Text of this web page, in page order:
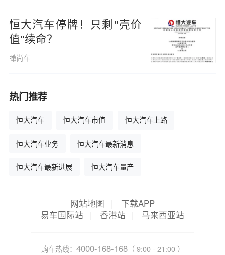
恒大汽车停牌！只剩"壳价
值"续命？
瞰尚车
热门推荐
恒大汽车 恒大汽车市值 恒大汽车上路
恒大汽车业务 恒大汽车最新消息
恒大汽车最新进展 恒大汽车量产
网站地图
下载APP
易车国际站
香港站 马来西亚站
购车热线： 4000-168-168（ 9:00 - 21:00 ）